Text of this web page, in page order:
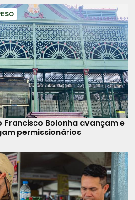
Francisco Bolonha avançam e
permissionários